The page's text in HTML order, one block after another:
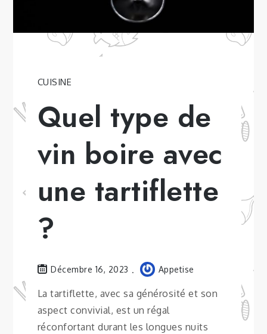
CUISINE
Quel type de
vin boire avec
une tartiflette
?
Décembre 16, 2023 Appetise
La tartiflette, avec sa générosité et son
aspect convivial, est un régal
réconfortant durant les longues nuits